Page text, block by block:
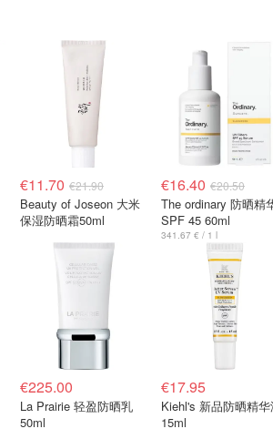
€11.70 €21.90
Beauty of Joseon 大米
保湿防晒霜50ml
€16.40 €20.50
The ordinary 防晒精
SPF 45 60ml
341.67 € / 1 l
€225.00
La Prairie 轻盈防晒乳
50ml
€17.95
Kiehl's 新品防晒精
15ml